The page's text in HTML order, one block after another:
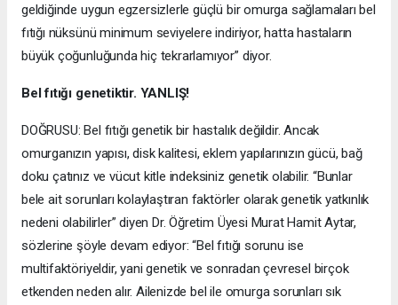
geldiğinde uygun egzersizlerle güçlü bir omurga sağlamaları bel
fıtığı nüksünü minimum seviyelere indiriyor, hatta hastaların
büyük çoğunluğunda hiç tekrarlamıyor” diyor.
Bel fıtığı genetiktir. YANLIŞ!
DOĞRUSU: Bel fıtığı genetik bir hastalık değildir. Ancak
omurganızın yapısı, disk kalitesi, eklem yapılarınızın gücü, bağ
doku çatınız ve vücut kitle indeksiniz genetik olabilir. “Bunlar
bele ait sorunları kolaylaştıran faktörler olarak genetik yatkınlık
nedeni olabilirler” diyen Dr. Öğretim Üyesi Murat Hamit Aytar,
sözlerine şöyle devam ediyor: “Bel fıtığı sorunu ise
multifaktöriyeldir, yani genetik ve sonradan çevresel birçok
etkenden neden alır. Ailenizde bel ile omurga sorunları sık